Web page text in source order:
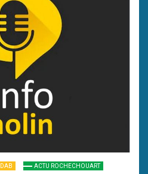
ACTU ROCHECHOUART